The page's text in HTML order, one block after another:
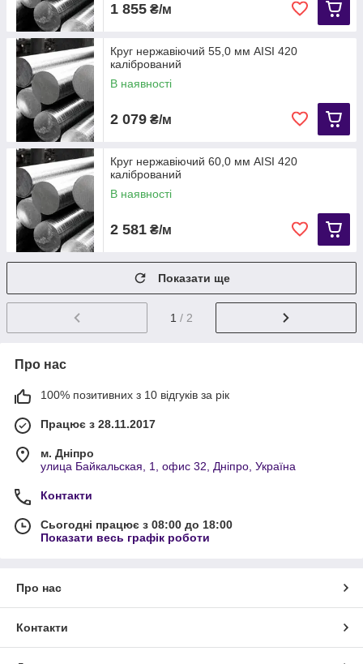
1 855 ₴/м
Круг нержавіючий 55,0 мм АІЅІ 420
калібрований
В наявності
2 079 ₴/м
Круг нержавіючий 60,0 мм АІЅІ 420
калібрований
В наявності
2 581 ₴/м
Показати ще
1 / 2
Про нас
100% позитивних з 10 відгуків за рік
Працює з 28.11.2017
м. Дніпро
улица Байкальская, 1, офис 32, Дніпро, Україна
Контакти
Сьогодні працює з 08:00 до 18:00
Показати весь графік роботи
Про нас
Контакти